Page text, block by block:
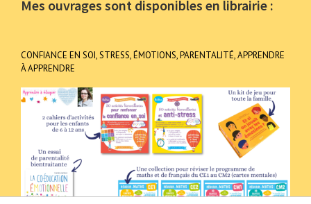
Mes ouvrages sont disponibles en librairie :
CONFIANCE EN SOI, STRESS, ÉMOTIONS, PARENTALITÉ, APPRENDRE
À APPRENDRE